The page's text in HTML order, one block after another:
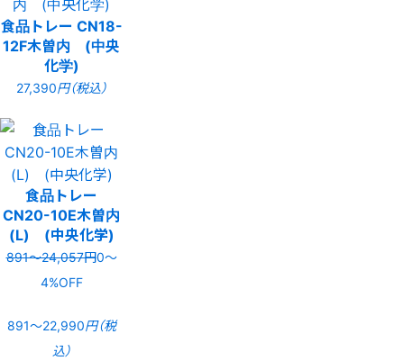
食品トレー CN18-
12F木曽内 (中央
化学)
27,390円（税込）
食品トレー
CN20-10E木曽内
(L) (中央化学)
891〜24,057円0〜
4%OFF
891〜22,990円（税
込）